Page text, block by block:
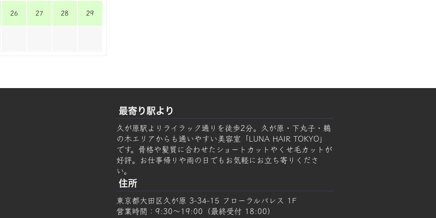
26 27 28 29
最寄り駅より
久が原駅よりライラック通りを徒歩2分。久が原・下丸子・鵜
の木エリアからも通いやすい美容室「LUNA HAIR TOKYO」
です。骨格や髪質に合わせたショートカットやくせ毛カットが
好評。お仕事帰りや雨の日でもお気軽にお立ち寄りくださ
い。
住所
東京都大田区久が原 3-34-15 フローラルパレス 1F
営業時間：9:30～19:00（最終受付 18:00）